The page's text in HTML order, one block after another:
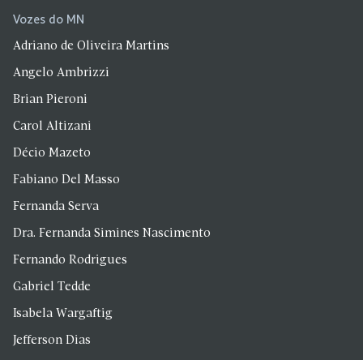
Vozes do MN
Adriano de Oliveira Martins
Angelo Ambrizzi
Brian Pieroni
Carol Altizani
Décio Mazeto
Fabiano Del Masso
Fernanda Serva
Dra. Fernanda Simines Nascimento
Fernando Rodrigues
Gabriel Tedde
Isabela Wargaftig
Jefferson Dias